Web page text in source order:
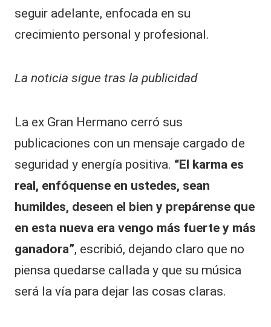
seguir adelante, enfocada en su
crecimiento personal y profesional.
La noticia sigue tras la publicidad
La ex Gran Hermano cerró sus
publicaciones con un mensaje cargado de
seguridad y energía positiva. “El karma es
real, enfóquense en ustedes, sean
humildes, deseen el bien y prepárense que
en esta nueva era vengo más fuerte y más
ganadora”, escribió, dejando claro que no
piensa quedarse callada y que su música
será la vía para dejar las cosas claras.